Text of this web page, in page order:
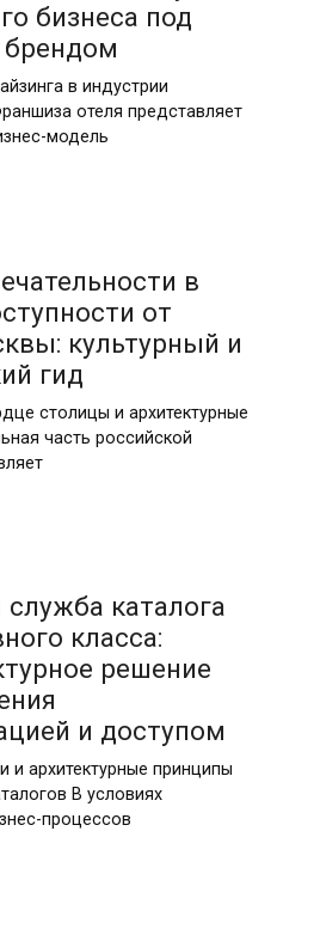
бизнеса под
в индустрии
отеля представляет
модель
в
от
культурный и
гид
столицы и архитектурные
часть российской
служба каталога
класса:
решение
и доступом
и архитектурные принципы
В условиях
процессов